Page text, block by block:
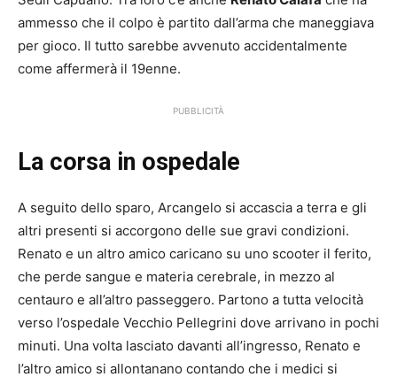
ammesso che il colpo è partito dall’arma che maneggiava
per gioco. Il tutto sarebbe avvenuto accidentalmente
come affermerà il 19enne.
PUBBLICITÀ
La corsa in ospedale
A seguito dello sparo, Arcangelo si accascia a terra e gli
altri presenti si accorgono delle sue gravi condizioni.
Renato e un altro amico caricano su uno scooter il ferito,
che perde sangue e materia cerebrale, in mezzo al
centauro e all’altro passeggero. Partono a tutta velocità
verso l’ospedale Vecchio Pellegrini dove arrivano in pochi
minuti. Una volta lasciato davanti all’ingresso, Renato e
l’altro amico si allontanano contando che i medici si